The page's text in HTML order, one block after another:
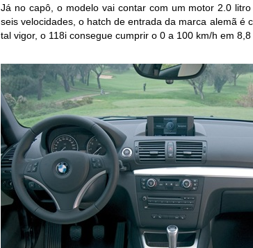
Já no capô, o modelo vai contar com um motor 2.0
seis velocidades, o hatch de entrada da marca alemã é
tal vigor, o 118i consegue cumprir o 0 a 100 km/h em 8,8